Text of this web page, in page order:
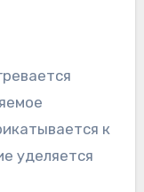
к
уделяется